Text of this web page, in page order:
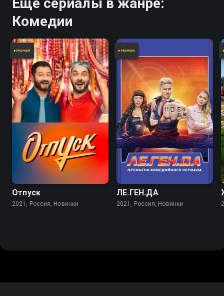
Ещё сериалы в жанре:
Комедии
Отпуск
2021, Россия, Новинки
5.6
ЛЕ.ГЕН.ДА
2021, Россия, Новинки